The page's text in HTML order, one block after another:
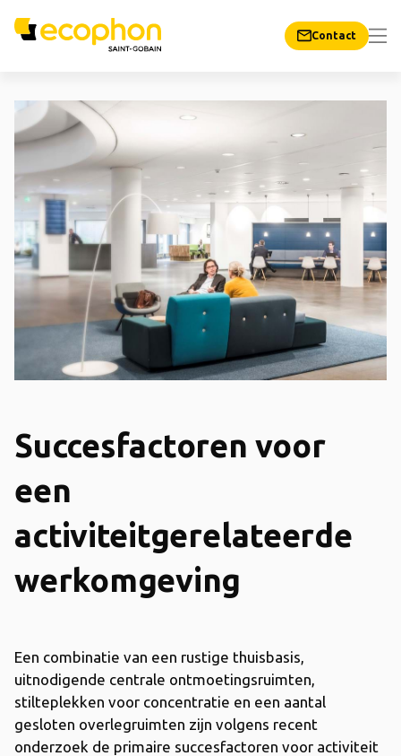
Contact
Succesfactoren voor
een
activiteitgerelateerde
werkomgeving
Een combinatie van een rustige thuisbasis,
uitnodigende centrale ontmoetingsruimten,
stilteplekken voor concentratie en een aantal
gesloten overlegruimten zijn volgens recent
onderzoek de primaire succesfactoren voor activiteit